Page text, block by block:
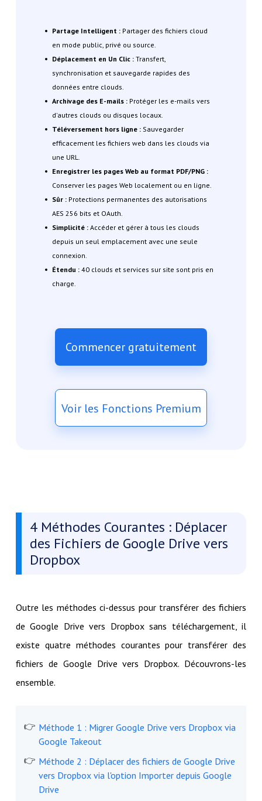
Partage Intelligent : Partager des fichiers cloud
en mode public, privé ou source.
Déplacement en Un Clic :Transfert,
synchronisation et sauvegarde rapides des
données entre clouds.
Archivage des E-mails :Protéger les e-mails vers
d'autres clouds ou disques locaux.
Téléversement hors ligne : Sauvegarder
efficacement les fichiers web dans les clouds via
une URL.
Enregistrer les pages Web au format PDF/PNG :
Conserver les pages Web localement ou en ligne.
Sûr :Protections permanentes des autorisations
AES 256 bits et OAuth.
Simplicité : Accéder et gérer à tous les clouds
depuis un seul emplacement avec une seule
connexion.
Étendu : 40 clouds et services sur site sont pris en
charge.
Commencer gratuitement
Voir les Fonctions Premium
4 Méthodes Courantes : Déplacer
des Fichiers de Google Drive vers
Dropbox
Outre les méthodes ci-dessus pour transférer des fichiers
de Google Drive vers Dropbox sans téléchargement, il
existe quatre méthodes courantes pour transférer des
fichiers de Google Drive vers Dropbox. Découvrons-les
ensemble.
Méthode 1 : Migrer Google Drive vers Dropbox via
Google Takeout
Méthode 2 : Déplacer des fichiers de Google Drive
vers Dropbox via l'option Importer depuis Google
Drive